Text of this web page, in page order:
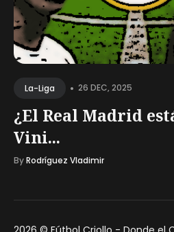
La-Liga • 26 DEC, 2025
¿El Real Madrid
Vini...
ByRodríguez Vladimir